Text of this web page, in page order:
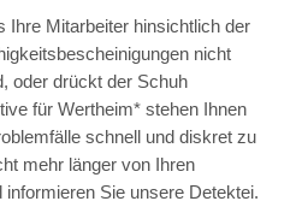
Ihre Mitarbeiter hinsichtlich der
nicht
oder drückt der Schuh
für Wertheim* stehen Ihnen
schnell und diskret zu
mehr länger von Ihren
Sie unsere Detektei.